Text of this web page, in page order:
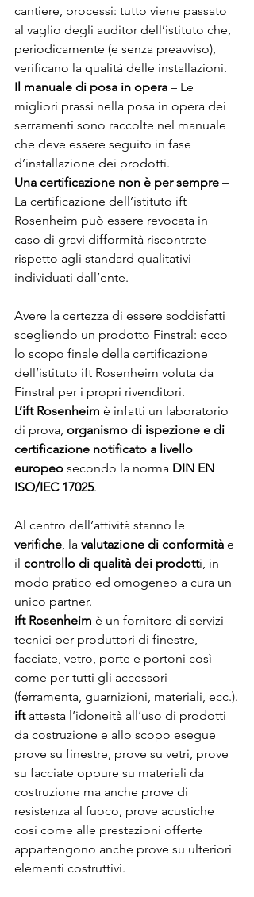
cantiere, processi: tutto viene passato
al vaglio degli auditor dell’istituto che,
periodicamente (e senza preavviso),
verificano la qualità delle installazioni.
Il manuale di posa in opera – Le
migliori prassi nella posa in opera dei
serramenti sono raccolte nel manuale
che deve essere seguito in fase
d’installazione dei prodotti.
Una certificazione non è per sempre –
La certificazione dell’istituto ift
Rosenheim può essere revocata in
caso di gravi difformità riscontrate
rispetto agli standard qualitativi
individuati dall’ente.
Avere la certezza di essere soddisfatti
scegliendo un prodotto Finstral: ecco
lo scopo finale della certificazione
dell’istituto ift Rosenheim voluta da
Finstral per i propri rivenditori.
L’ift Rosenheim è infatti un laboratorio
di prova, organismo di ispezione e di
certificazione notificato a livello
europeo secondo la norma DIN EN
ISO/IEC 17025.
Al centro dell’attività stanno le
verifiche, la valutazione di conformità e
il controllo di qualità dei prodotti, in
modo pratico ed omogeneo a cura un
unico partner.
ift Rosenheim è un fornitore di servizi
tecnici per produttori di finestre,
facciate, vetro, porte e portoni così
come per tutti gli accessori
(ferramenta, guarnizioni, materiali, ecc.).
ift attesta l’idoneità all’uso di prodotti
da costruzione e allo scopo esegue
prove su finestre, prove su vetri, prove
su facciate oppure su materiali da
costruzione ma anche prove di
resistenza al fuoco, prove acustiche
così come alle prestazioni offerte
appartengono anche prove su ulteriori
elementi costruttivi.